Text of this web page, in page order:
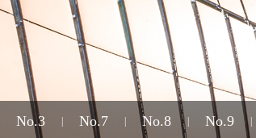
No.3 No.7 No.8 No.9